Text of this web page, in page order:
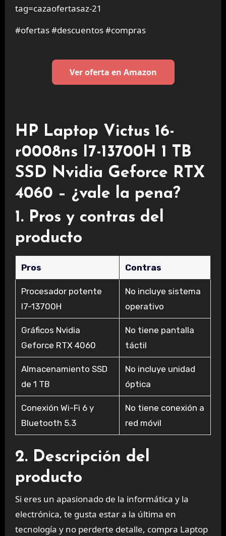
tag=cazaofertasaz-21
#ofertas #descuentos #compras
Ver oferta en Amazon
HP Laptop Victus 16-
r0008ns I7-13700H 1 TB
SSD Nvidia Geforce RTX
4060 – ¿vale la pena?
1. Pros y contras del
producto
Pros Contras
Procesador potente
I7-13700H
No incluye sistema
operativo
Gráficos Nvidia
Geforce RTX 4060
No tiene pantalla
táctil
Almacenamiento SSD
de 1 TB
No incluye unidad
óptica
Conexión Wi-Fi 6 y
Bluetooth 5.3
No tiene conexión a
red móvil
2. Descripción del
producto
Si eres un apasionado de la informática y la
electrónica, te gusta estar a la última en
tecnología y no perderte detalle, compra Laptop